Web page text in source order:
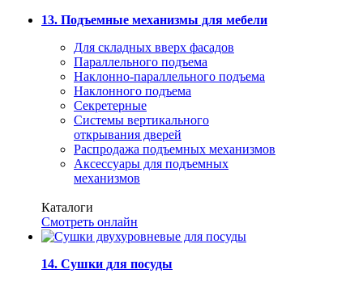
13. Подъемные механизмы для мебели
Для складных вверх фасадов
Параллельного подъема
Наклонно-параллельного подъема
Наклонного подъема
Секретерные
Системы вертикального
открывания дверей
Распродажа подъемных механизмов
Аксессуары для подъемных
механизмов
Каталоги
Смотреть онлайн
14. Сушки для посуды